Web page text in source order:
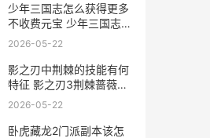
少年三国志怎么获得更多
不收费元宝 少年三国志怎
么转移数据
2026-05-22
影之刃中荆棘的技能有何
特征 影之刃3荆棘蔷薇卡
片有用吗
2026-05-22
卧虎藏龙2门派副本该怎